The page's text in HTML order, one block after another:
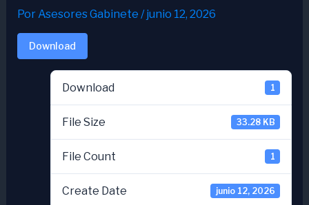
PorAsesores Gabinete /junio 12, 2026
Download
Download 1
File Size 33.28 KB
File Count 1
Create Date junio 12, 2026